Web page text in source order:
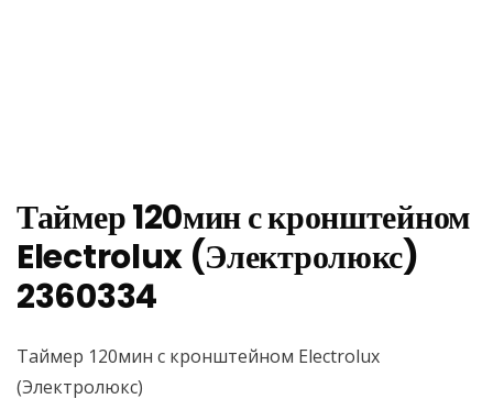
Таймер 120мин с кронштейном
Electrolux (Электролюкс)
2360334
Таймер 120мин с кронштейном Electrolux
(Электролюкс)